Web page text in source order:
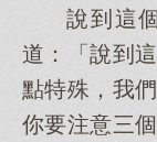
說到這
道：「說到
點特殊，我
你要注意三